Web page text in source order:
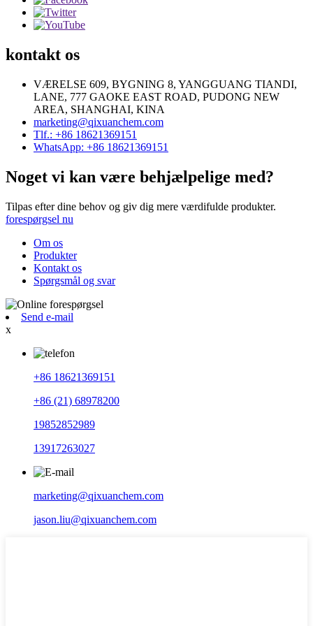
kontakt os
VÆRELSE 609, BYGNING 8, YANGGUANG TIANDI,
LANE, 777 GAOKE EAST ROAD, PUDONG NEW
AREA, SHANGHAI, KINA
marketing@qixuanchem.com
Tlf.: +86 18621369151
WhatsApp: +86 18621369151
Noget vi kan være behjælpelige med?
Tilpas efter dine behov og giv dig mere værdifulde produkter.
forespørgsel nu
Om os
Produkter
Kontakt os
Spørgsmål og svar
Send e-mail
x
+86 18621369151
+86 (21) 68978200
19852852989
13917263027
marketing@qixuanchem.com
jason.liu@qixuanchem.com